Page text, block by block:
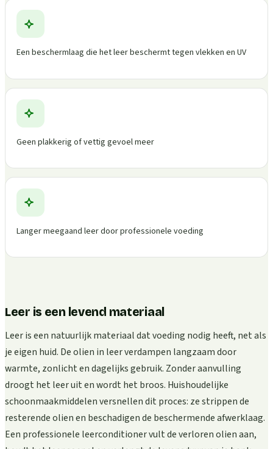
Een beschermlaag die het leer beschermt tegen vlekken en UV
Geen plakkerig of vettig gevoel meer
Langer meegaand leer door professionele voeding
Leer is een levend materiaal
Leer is een natuurlijk materiaal dat voeding nodig heeft, net als
je eigen huid. De olien in leer verdampen langzaam door
warmte, zonlicht en dagelijks gebruik. Zonder aanvulling
droogt het leer uit en wordt het broos. Huishoudelijke
schoonmaakmiddelen versnellen dit proces: ze strippen de
resterende olien en beschadigen de beschermende afwerklaag.
Een professionele leerconditioner vult de verloren olien aan,